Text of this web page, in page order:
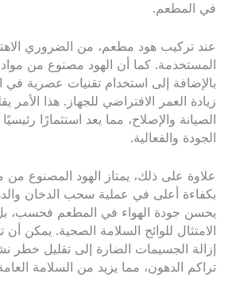
في المطعم.
عند تركيب هود مطعم، من الضروري
المستخدمة. كما أن الهود مصنوع من مواد
بالإضافة إلى استخدام تقنيات عصرية في
زيادة العمر الافتراضي للجهاز. هذا الأمر
الصيانة والإصلاح، مما يعد استثمارًا
الجودة والفعالية.
علاوة على ذلك، يمتاز الهود المصنوع من
بكفاءة أعلى في عملية سحب الدخان
يحسن جودة الهواء في المطعم فحسب،
الامتثال للوائح السلامة الصحية. يمكن
إزالة الجسيمات الضارة إلى تقليل خطر
تراكم الدهون، مما يزيد من السلامة